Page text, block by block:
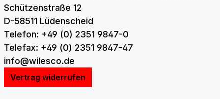
Schützenstraße 12
D-58511 Lüdenscheid
Telefon: +49 (0) 2351 9847-0
Telefax: +49 (0) 2351 9847-47
info@wilesco.de
Vertrag widerrufen